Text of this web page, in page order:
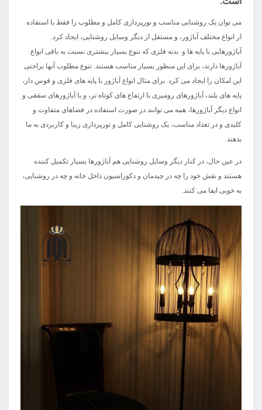
می توان یک روشنایی مناسب و نورپردازی کامل و مطلوب را فقط با استفاده
از انواع مختلف آباژور، و مستقل از دیگر وسایل روشنایی، ایجاد کرد.
آباژورهایی با پایه ها و بدنه فلزی که تنوع بسیار بیشتری نسبت به باقی انواع
آباژورها دارند، برای این منظور بسیار مناسب هستند. تنوع مطلوب آنها براحتی
این امکان را ایجاد می کرد. برای مثال انواع آباژور با پایه های فلزی و قوس دار،
پایه های بلند، آباژورهای رومیزی با ارتفاع های کوتاه تر، و یا آباژورهای سقفی و
انواع دیگر آباژورها، همه می توانند در صورت استفاده در فضاهای متفاوت و
کلیدی و در تعداد مناسب، یک روشنایی کامل و نورپردازی زیبا و کاربردی به ما
بدهند.
در عین حال، در کنار دیگر وسایل روشنایی هم آباژورها بسیار تکمیل کننده
هستند و نقش خود را چه در چیدمان و دکوراسیون داخل خانه و چه در روشنایی،
به خوبی ایفا می کنند.